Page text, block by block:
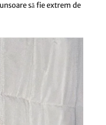
să fie extrem de